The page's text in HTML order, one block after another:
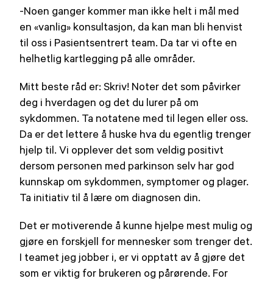
-Noen ganger kommer man ikke helt i mål med
en «vanlig» konsultasjon, da kan man bli henvist
til oss i Pasientsentrert team. Da tar vi ofte en
helhetlig kartlegging på alle områder.
Mitt beste råd er: Skriv! Noter det som påvirker
deg i hverdagen og det du lurer på om
sykdommen. Ta notatene med til legen eller oss.
Da er det lettere å huske hva du egentlig trenger
hjelp til. Vi opplever det som veldig positivt
dersom personen med parkinson selv har god
kunnskap om sykdommen, symptomer og plager.
Ta initiativ til å lære om diagnosen din.
Det er motiverende å kunne hjelpe mest mulig og
gjøre en forskjell for mennesker som trenger det.
I teamet jeg jobber i, er vi opptatt av å gjøre det
som er viktig for brukeren og pårørende. For